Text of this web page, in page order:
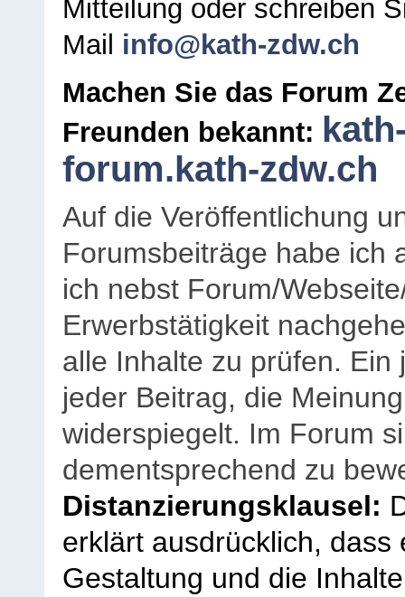
Mitteilung oder schreiben
Mail info@kath-zdw.ch
Machen Sie das Forum
Freunden bekannt:
forum.kath-zdw.ch
Auf die Veröffentlichung
Forumsbeiträge habe ich
ich nebst Forum/
Erwerbstätigkeit
alle Inhalte zu prüfen.
jeder Beitrag, die
widerspiegelt. Im Forum
dementsprechend zu
Distanzierungsklausel:
erklärt ausdrücklich,
Gestaltung und die